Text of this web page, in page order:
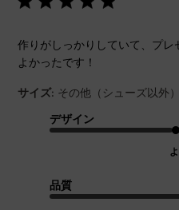
作りがしっかりしていて、プ
よかったです！
サイズ: その他（シューズ以外）
デザイン
品質